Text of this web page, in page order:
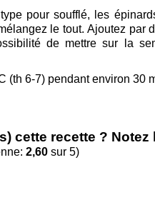
pour soufflé, les
le tout. Ajoutez par
de mettre sur la
(th 6-7) pendant environ 30
cette recette ? Notez
2,60 sur 5)